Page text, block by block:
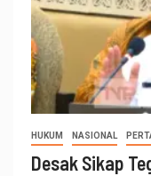
HUKUM NASIONAL
Desak Sikap